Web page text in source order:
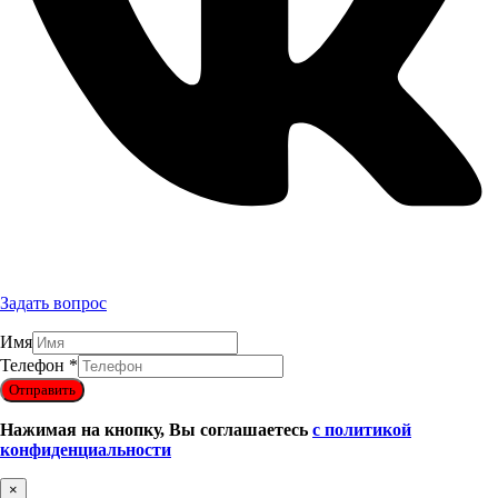
Задать вопрос
Имя
Телефон *
Отправить
Нажимая на кнопку, Вы соглашаетесь с политикой
конфиденциальности
×